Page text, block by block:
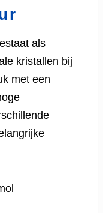
als
kristallen bij
met een